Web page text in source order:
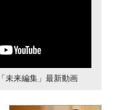
未来編集」最新動画